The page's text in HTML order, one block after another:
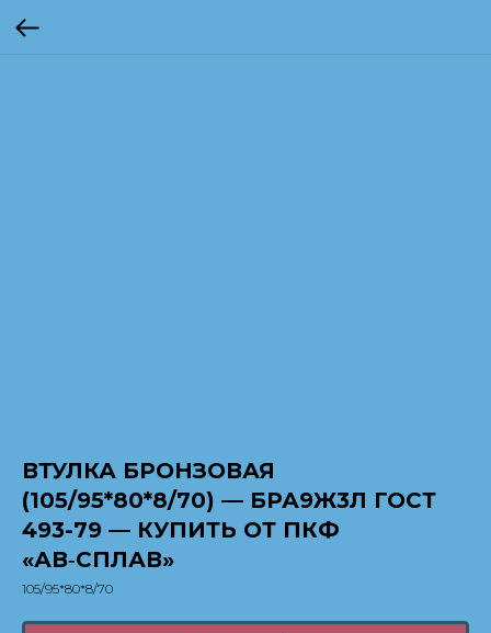
ВТУЛКА БРОНЗОВАЯ
(105/95*80*8/70) — БРА9Ж3Л ГОСТ
493-79 — КУПИТЬ ОТ ПКФ
«АВ‑СПЛАВ»
105/95*80*8/70